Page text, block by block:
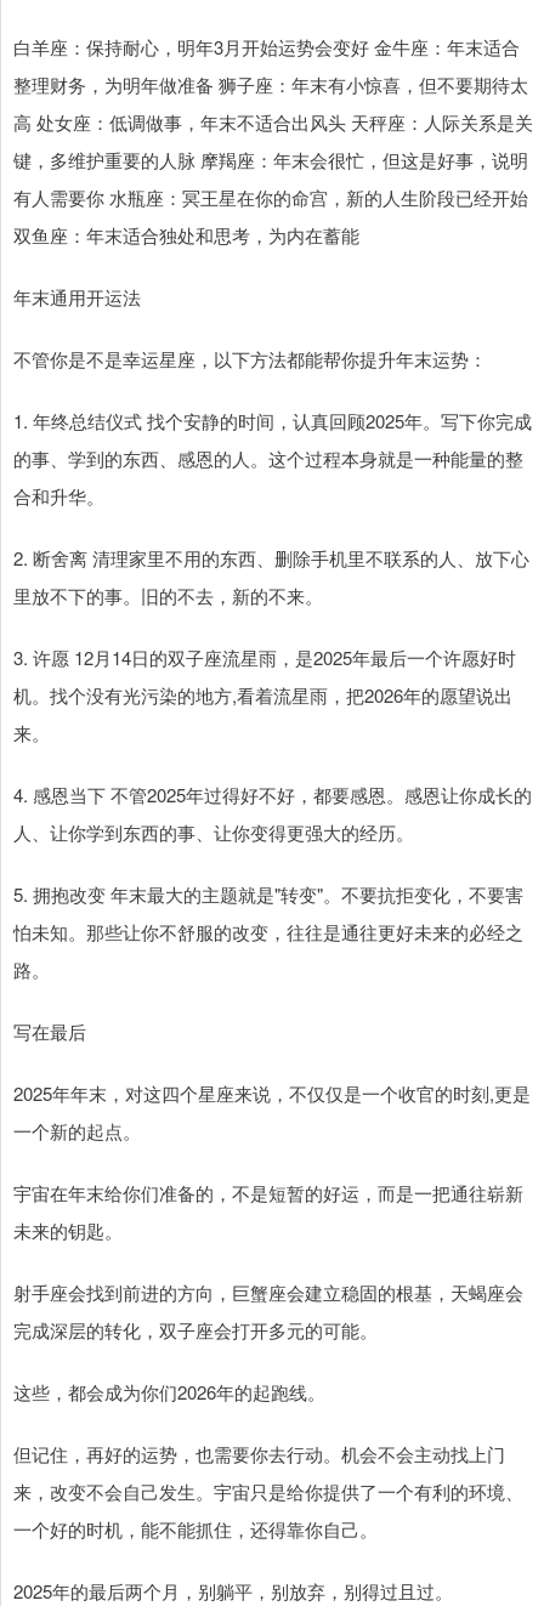
白羊座：保持耐心，明年3月开始运势会变好 金牛座：年末适合
整理财务，为明年做准备 狮子座：年末有小惊喜，但不要期待太
高 处女座：低调做事，年末不适合出风头 天秤座：人际关系是关
键，多维护重要的人脉 摩羯座：年末会很忙，但这是好事，说明
有人需要你 水瓶座：冥王星在你的命宫，新的人生阶段已经开始
双鱼座：年末适合独处和思考，为内在蓄能
年末通用开运法
不管你是不是幸运星座，以下方法都能帮你提升年末运势：
1. 年终总结仪式 找个安静的时间，认真回顾2025年。写下你完成
的事、学到的东西、感恩的人。这个过程本身就是一种能量的整
合和升华。
2. 断舍离 清理家里不用的东西、删除手机里不联系的人、放下心
里放不下的事。旧的不去，新的不来。
3. 许愿 12月14日的双子座流星雨，是2025年最后一个许愿好时
机。找个没有光污染的地方,看着流星雨，把2026年的愿望说出
来。
4. 感恩当下 不管2025年过得好不好，都要感恩。感恩让你成长的
人、让你学到东西的事、让你变得更强大的经历。
5. 拥抱改变 年末最大的主题就是"转变"。不要抗拒变化，不要害
怕未知。那些让你不舒服的改变，往往是通往更好未来的必经之
路。
写在最后
2025年年末，对这四个星座来说，不仅仅是一个收官的时刻,更是
一个新的起点。
宇宙在年末给你们准备的，不是短暂的好运，而是一把通往崭新
未来的钥匙。
射手座会找到前进的方向，巨蟹座会建立稳固的根基，天蝎座会
完成深层的转化，双子座会打开多元的可能。
这些，都会成为你们2026年的起跑线。
但记住，再好的运势，也需要你去行动。机会不会主动找上门
来，改变不会自己发生。宇宙只是给你提供了一个有利的环境、
一个好的时机，能不能抓住，还得靠你自己。
2025年的最后两个月，别躺平，别放弃，别得过且过。